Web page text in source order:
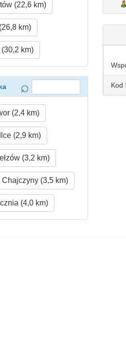
(22,6 km)
km)
km)
(2,4 km)
(2,9 km)
(3,2 km)
Chajczyny (3,5 km)
(4,0 km)
Kod